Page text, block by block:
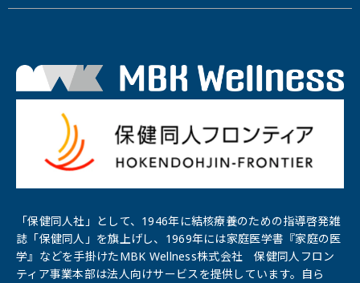
「保健同人社」として、1946年に結核療養のための指導啓発雑
誌「保健同⼈」を旗上げし、1969年には家庭医学書『家庭の医
学』などを手掛けたMBK Wellness株式会社 保健同人フロン
ティア事業本部は法人向けサービスを提供しています。自ら